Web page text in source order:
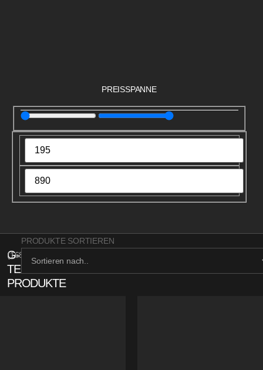
PREISSPANNE
G-
TECH
PRODUKTE
(168
PRODUKTE SORTIEREN